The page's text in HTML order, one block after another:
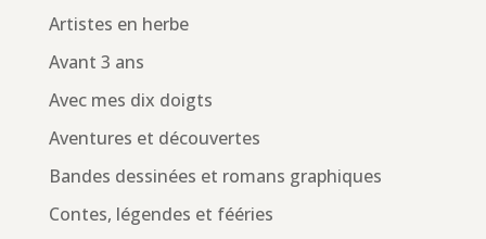
Artistes en herbe
Avant 3 ans
Avec mes dix doigts
Aventures et découvertes
Bandes dessinées et romans graphiques
Contes, légendes et fééries